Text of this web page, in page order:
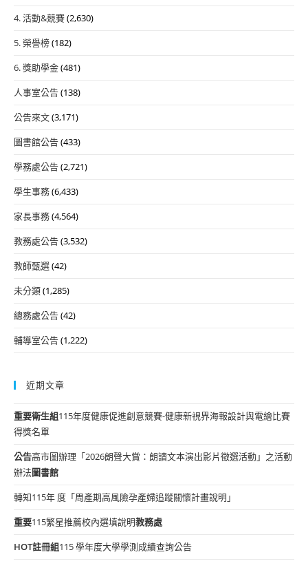
4. 活動&競賽(2,630)
5. 榮譽榜(182)
6. 獎助學金(481)
人事室公告(138)
公告來文(3,171)
圖書館公告(433)
學務處公告(2,721)
學生事務(6,433)
家長事務(4,564)
教務處公告(3,532)
教師甄選(42)
未分類(1,285)
總務處公告(42)
輔導室公告(1,222)
近期文章
重要衛生組115年度健康促進創意競賽-健康新視界海報設計與電繪比賽
得獎名單
公告高市圖辦理「2026朗聲大賞：朗讀文本演出影片徵選活動」之活動
辦法圖書館
轉知115年 度「周產期高風險孕產婦追蹤關懷計畫說明」
重要115繁星推薦校內選填說明教務處
HOT註冊組115 學年度大學學測成績查詢公告